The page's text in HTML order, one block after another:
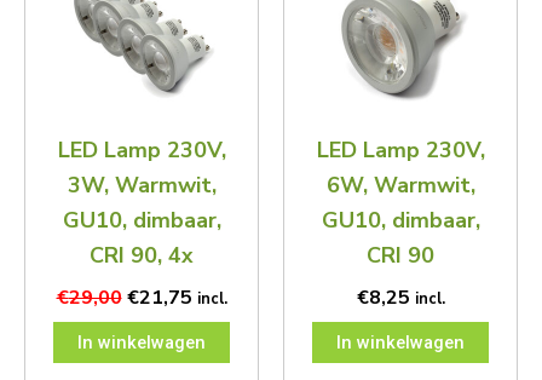
LED Lamp 230V,
3W, Warmwit,
GU10, dimbaar,
CRI 90, 4x
€29,00
€29,00.
€21,75 incl.
In winkelwagen
LED Lamp 230V,
6W, Warmwit,
GU10, dimbaar,
CRI 90
€8,25 incl.
In winkelwagen